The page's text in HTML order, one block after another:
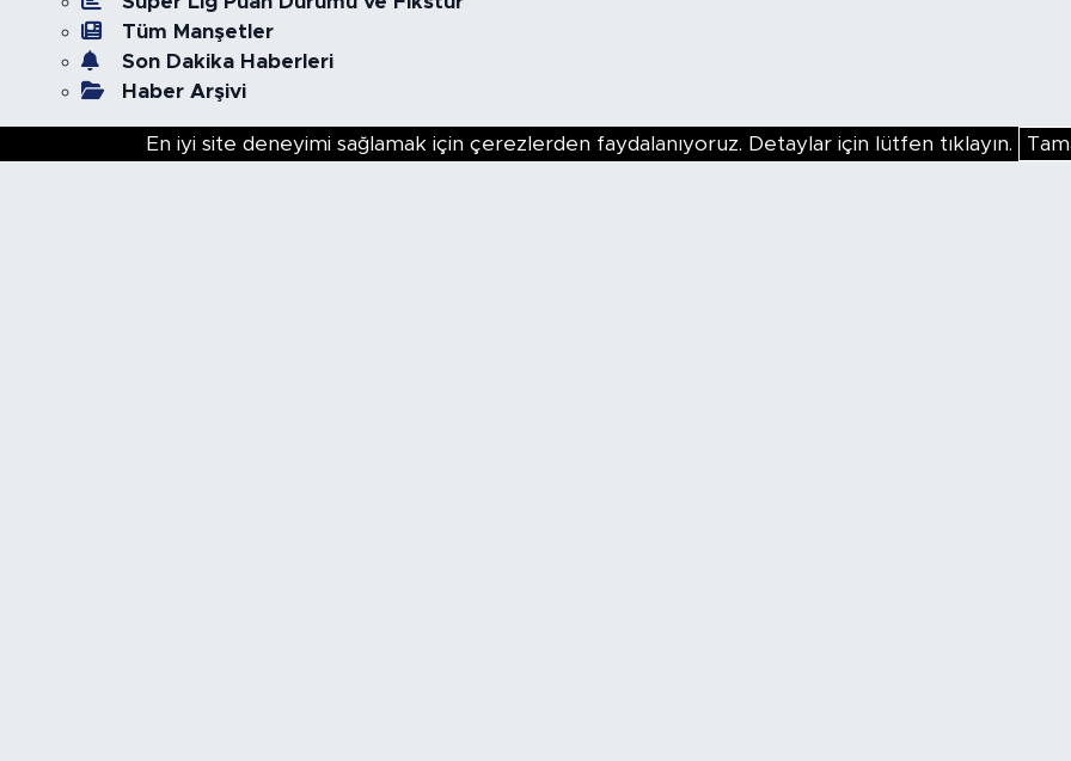
Tüm Manşetler
Son Dakika Haberleri
Haber Arşivi
En iyi site deneyimi sağlamak için çerezlerden faydalanıyoruz. Detaylar için lütfen tıklayın.